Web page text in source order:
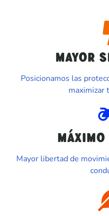
MAYOR
Posicionamos las
maximizar
MÁXIMO
Mayor libertad de